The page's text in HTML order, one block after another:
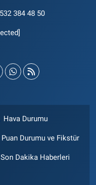
384 48 50
Hava Durumu
Puan Durumu ve Fikstür
Son Dakika Haberleri